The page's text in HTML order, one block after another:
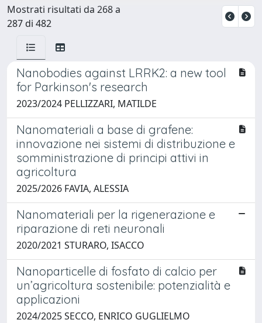
Mostrati risultati da 268 a
287 di 482
Nanobodies against LRRK2: a new tool
for Parkinson's research
2023/2024 PELLIZZARI, MATILDE
Nanomateriali a base di grafene:
innovazione nei sistemi di distribuzione e
somministrazione di principi attivi in
agricoltura
2025/2026 FAVIA, ALESSIA
Nanomateriali per la rigenerazione e
riparazione di reti neuronali
2020/2021 STURARO, ISACCO
Nanoparticelle di fosfato di calcio per
un’agricoltura sostenibile: potenzialità e
applicazioni
2024/2025 SECCO, ENRICO GUGLIELMO